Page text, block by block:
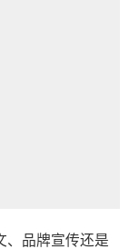
、品牌宣传还是